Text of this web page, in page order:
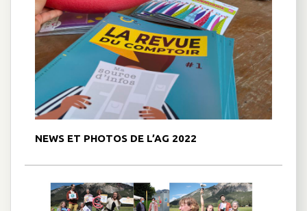
NEWS ET PHOTOS DE L’AG 2022